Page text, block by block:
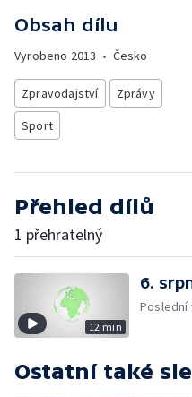
Obsah dílu
Vyrobeno 2013 • Česko
Zpravodajství
Zprávy
Sport
Přehled dílů
1 přehratelný
12 min
6.
Poslední
Ostatní také